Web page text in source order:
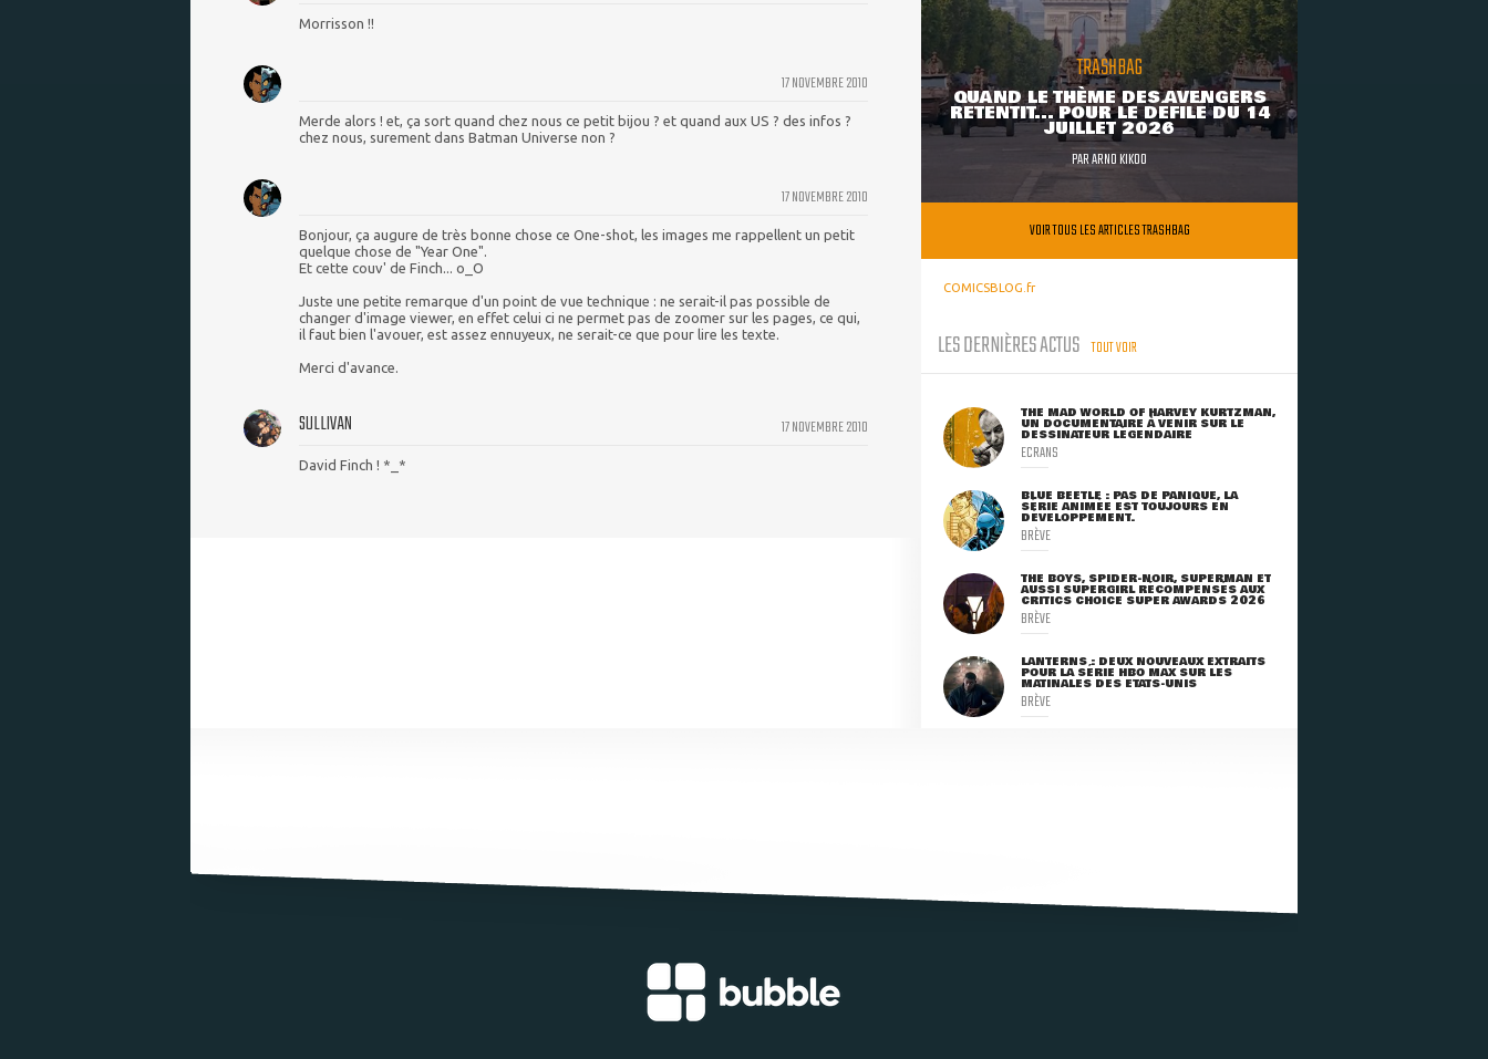
Morrisson !!
17 NOVEMBRE 2010
Merde alors ! et, ça sort quand chez nous ce petit bijou ? et quand aux US ? des infos ?
chez nous, surement dans Batman Universe non ?
17 NOVEMBRE 2010
Bonjour, ça augure de très bonne chose ce One-shot, les images me rappellent un petit
quelque chose de "Year One".
Et cette couv' de Finch... o_O
Juste une petite remarque d'un point de vue technique : ne serait-il pas possible de
changer d'image viewer, en effet celui ci ne permet pas de zoomer sur les pages, ce qui,
il faut bien l'avouer, est assez ennuyeux, ne serait-ce que pour lire les texte.
Merci d'avance.
17 NOVEMBRE 2010
SULLIVAN
David Finch ! *_*
TRASHBAG
QUAND LE THÈME DES AVENGERS
RETENTIT... POUR LE DÉFILÉ DU 14
JUILLET 2026
PARARNO KIKOO
VOIR TOUS LES ARTICLES TRASHBAG
COMICSBLOG.fr
LES DERNIÈRES ACTUS TOUT VOIR
THE MAD WORLD OF HARVEY KURTZMAN,
UN DOCUMENTAIRE À VENIR SUR LE
DESSINATEUR LÉGENDAIRE
ECRANS
BLUE BEETLE : PAS DE PANIQUE, LA
SÉRIE ANIMÉE EST TOUJOURS EN
DÉVELOPPEMENT.
BRÈVE
THE BOYS, SPIDER-NOIR, SUPERMAN ET
AUSSI SUPERGIRL RÉCOMPENSÉS AUX
CRITICS CHOICE SUPER AWARDS 2026
BRÈVE
LANTERNS : DEUX NOUVEAUX EXTRAITS
POUR LA SÉRIE HBO MAX SUR LES
MATINALES DES ETATS-UNIS
BRÈVE